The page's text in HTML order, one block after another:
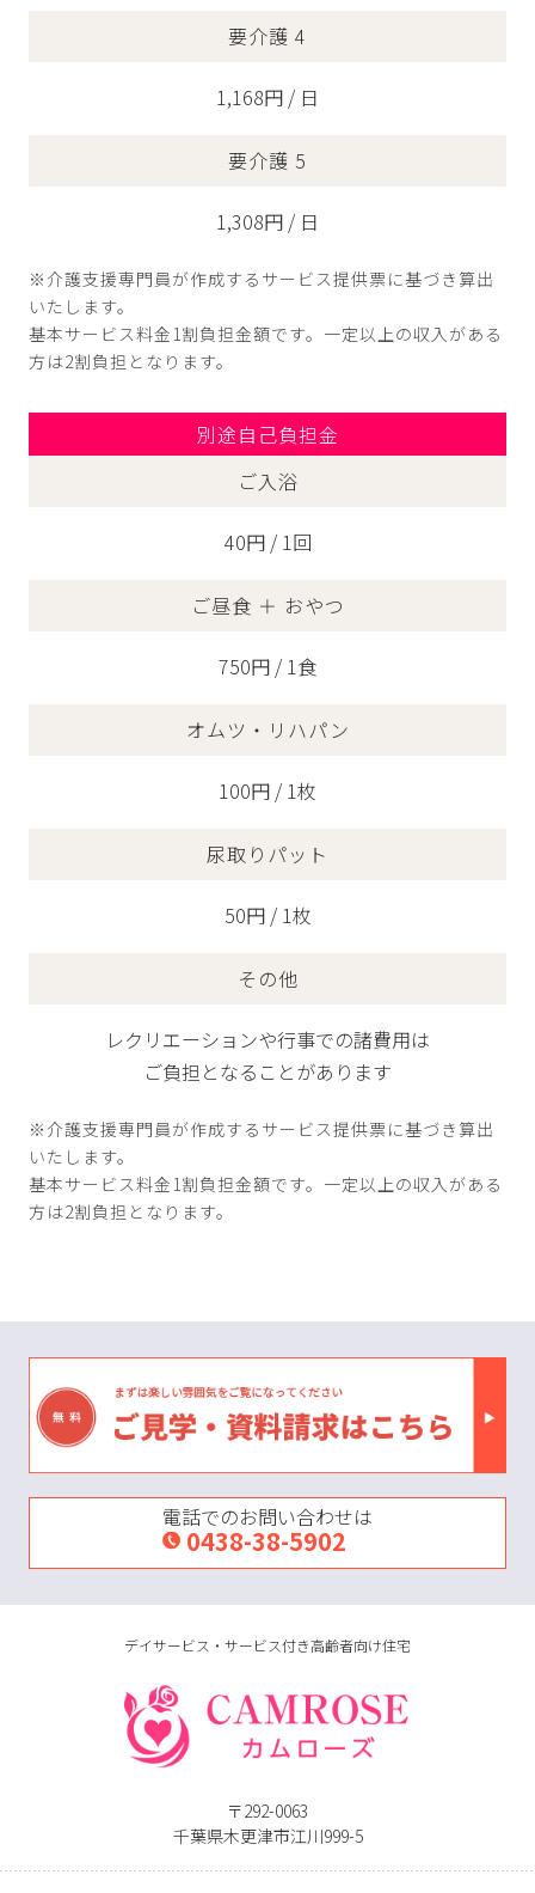
要介護 4
1,168円 / 日
要介護 5
1,308円 / 日
※介護支援専門員が作成するサービス提供票に基づき算出
いたします。
基本サービス料金1割負担金額です。一定以上の収入がある
方は2割負担となります。
別途自己負担金
ご入浴
40円 / 1回
ご昼食 ＋ おやつ
750円 / 1食
オムツ・リハパン
100円 / 1枚
尿取りパット
50円 / 1枚
その他
レクリエーションや行事での諸費用は
ご負担となることがあります
※介護支援専門員が作成するサービス提供票に基づき算出
いたします。
基本サービス料金1割負担金額です。一定以上の収入がある
方は2割負担となります。
電話でのお問い合わせは
0438-38-5902
デイサービス・サービス付き高齢者向け住宅
〒292-0063
千葉県木更津市江川999-5